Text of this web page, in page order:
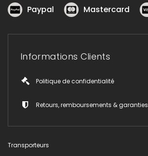
Paypal Mastercard
Informations Clients
Politique de confidentialité
Retours, remboursements & garanties
Transporteurs